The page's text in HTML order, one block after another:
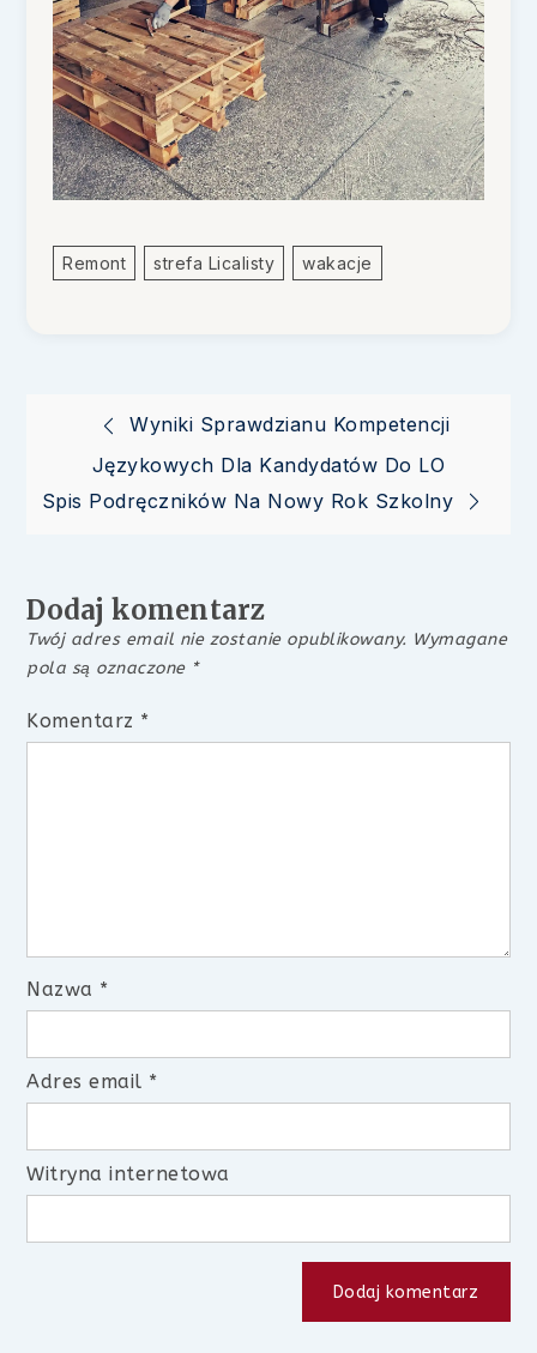
Remont Strefa Licalisty Wakacje
Nawigacja
wpisu
Wyniki Sprawdzianu Kompetencji
Językowych Dla Kandydatów Do LO
Spis Podręczników Na Nowy Rok Szkolny
Dodaj komentarz
Twój adres email nie zostanie opublikowany. Wymagane
pola są oznaczone *
Komentarz *
Nazwa *
Adres email *
Witryna internetowa